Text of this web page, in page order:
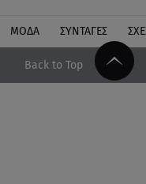
ΜΟΔΑ ΣΥΝΤΑΓΕΣ
Back to Top